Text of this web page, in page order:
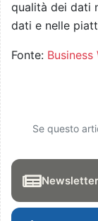
qualità dei dati
dati e nelle
Fonte: Business
Se questo